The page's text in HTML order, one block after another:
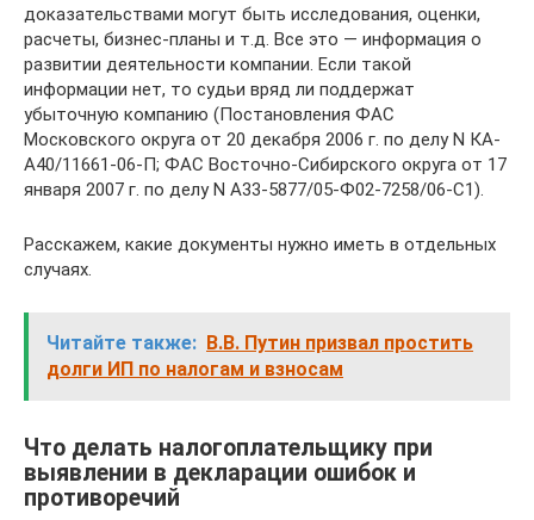
доказательствами могут быть исследования, оценки,
расчеты, бизнес-планы и т.д. Все это — информация о
развитии деятельности компании. Если такой
информации нет, то судьи вряд ли поддержат
убыточную компанию (Постановления ФАС
Московского округа от 20 декабря 2006 г. по делу N КА-
А40/11661-06-П; ФАС Восточно-Сибирского округа от 17
января 2007 г. по делу N А33-5877/05-Ф02-7258/06-С1).
Расскажем, какие документы нужно иметь в отдельных
случаях.
Читайте также: В.В. Путин призвал простить
долги ИП по налогам и взносам
Что делать налогоплательщику при
выявлении в декларации ошибок и
противоречий